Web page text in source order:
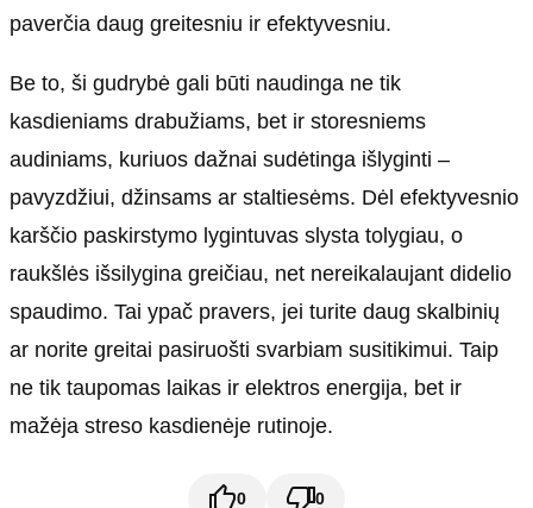
paverčia daug greitesniu ir efektyvesniu.
Be to, ši gudrybė gali būti naudinga ne tik
kasdieniams drabužiams, bet ir storesniems
audiniams, kuriuos dažnai sudėtinga išlyginti –
pavyzdžiui, džinsams ar staltiesėms. Dėl efektyvesnio
karščio paskirstymo lygintuvas slysta tolygiau, o
raukšlės išsilygina greičiau, net nereikalaujant didelio
spaudimo. Tai ypač pravers, jei turite daug skalbinių
ar norite greitai pasiruošti svarbiam susitikimui. Taip
ne tik taupomas laikas ir elektros energija, bet ir
mažėja streso kasdienėje rutinoje.
0 0